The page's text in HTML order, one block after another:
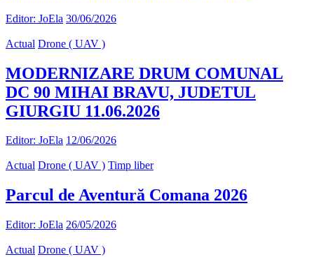
Editor: JoEla 30/06/2026
Actual Drone ( UAV )
MODERNIZARE DRUM COMUNAL
DC 90 MIHAI BRAVU, JUDETUL
GIURGIU 11.06.2026
Editor: JoEla 12/06/2026
Actual Drone ( UAV ) Timp liber
Parcul de Aventură Comana 2026
Editor: JoEla 26/05/2026
Actual Drone ( UAV )